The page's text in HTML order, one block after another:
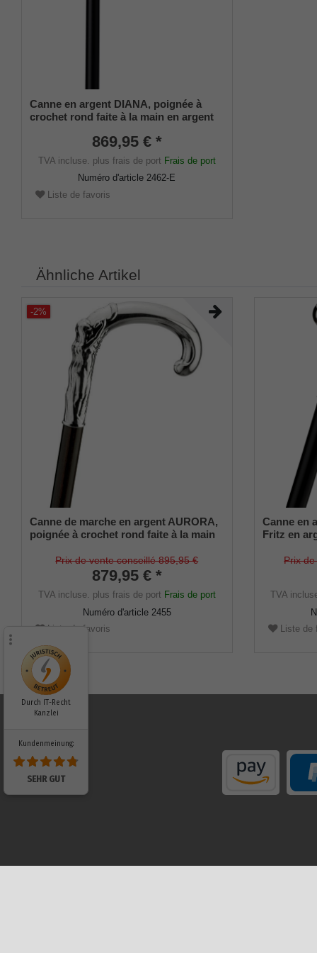
Canne en argent DIANA, poignée à
crochet rond faite à la main en argent
simples mais élégantes, montée sur un
bâton en noble bois d'ébène de
Macassar, amortisseur fin inclus.
869,95 € *
TVA incluse. plus frais de port Frais de port
Numéro d'article2462-E
Liste de favoris
Ähnliche Artikel
-2%
Canne de marche en argent AURORA,
poignée à crochet rond faite à la main
avec une représentation d'Aurora
finement travaillée, montée sur un
bâton en noble ébène de Macassar,
avec un élégant tampon en c
Prix de vente conseillé 895,95 €
879,95 € *
TVA incluse. plus frais de port Frais de port
Numéro d'article 2455
Liste de favoris
Canne en
Fritz en
d'ébène
Prix
TVA
Liste de
Durch IT-Recht
Kanzlei
Kundenmeinung:
SEHR GUT